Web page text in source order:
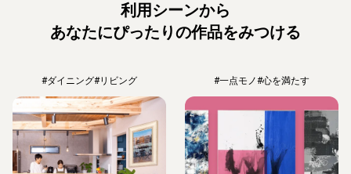
利用シーンから
あなたにぴったりの作品をみつける
#ダイニング#リビング #一点モノ#心を満たす